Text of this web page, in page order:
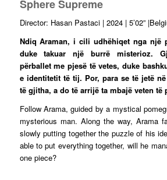
Sphere Supreme
Director: Hasan Pastaci | 2024 | 5’02”
Ndiq Araman, i cili udhëhiqet nga një
duke takuar një burrë misterioz.
përballet me pjesë të vetes, duke
e identitetit të tij. Por, para se të jetë
të gjitha, a do të arrijë ta mbajë veten të
Follow Arama, guided by a mystical
mysterious man. Along the way, Arama
slowly putting together the puzzle of his
able to put everything together, will he
one piece?